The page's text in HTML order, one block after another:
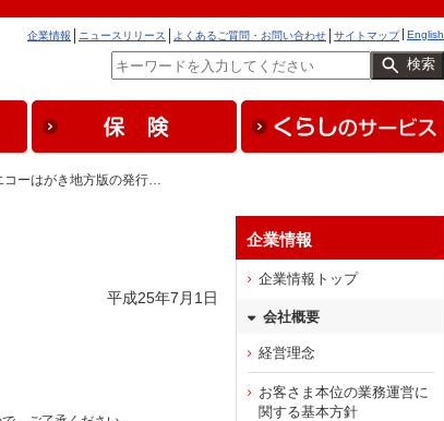
English
サイトマップ
よくあるご質問・お問い合わせ
ニュースリリース
企業情報
検索
コーはがき地方版の発行…
平成25年7月1日
企業情報
企業情報トップ
会社概要
経営理念
お客さま本位の業務運営に
関する基本方針